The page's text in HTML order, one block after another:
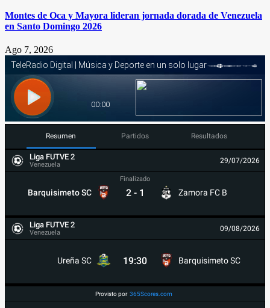
Montes de Oca y Mayora lideran jornada dorada de Venezuela
en Santo Domingo 2026
Ago 7, 2026
Resumen Partidos Resultados
Liga FUTVE 2
Venezuela 29/07/2026
Barquisimeto SC
Finalizado
2 - 1 Zamora FC B
Liga FUTVE 2
Venezuela 09/08/2026
Ureña SC 19:30 Barquisimeto SC
Provisto por 365Scores.com